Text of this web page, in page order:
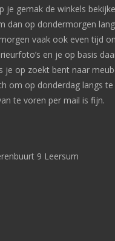
je gemak de winkels
dan op dondermorgen
vaak ook even tijd
en je op basis
je op zoekt bent naar
om op donderdag langs te
te voren per mail is fijn.
9 Leersum